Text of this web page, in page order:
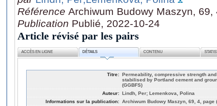
Référence Archiwum Budowy Maszyn, 69,
Publication Publié, 2022-10-24
Article révisé par les pairs
ACCÈS EN LIGNE DÉTAILS CONTENU
Titre: Permeability, compressive strength
stabilised by Portland cement and
(GGBFS)
Auteur: Lindh, Per; Lemenkova, Polina
Informations sur la publication: Archiwum Budowy Maszyn, 69, 4, page